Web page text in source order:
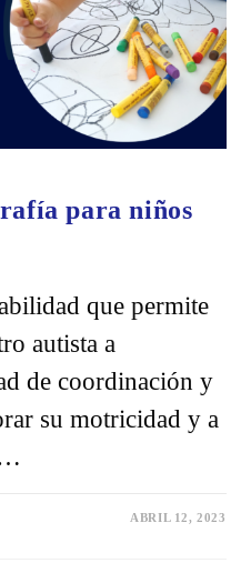
para niños
que permite
autista a
de coordinación y
su motricidad y a
ABRIL 12, 2023